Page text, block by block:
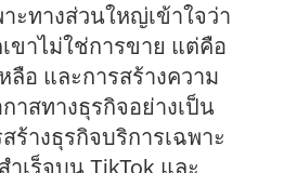
ะทางส่วนใหญ่เข้าใจว่า
ขาไม่ใช่การขาย แต่คือ
ลือ และการสร้างความ
าสทางธุรกิจอย่างเป็น
ร้างธุรกิจบริการเฉพาะ
เร็จบน TikTok และ